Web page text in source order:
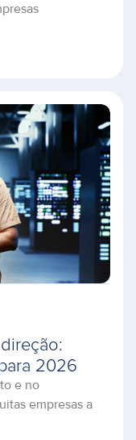
em comum:
sem riscos de
digitalizadas,
financeiros, de
2026
e no
empresas a
e nuvem. Se